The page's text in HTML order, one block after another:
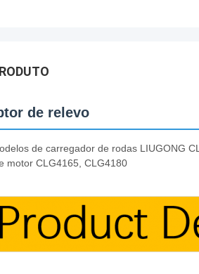
de relevo
de carregador de rodas LIUGONG
motor CLG4165, CLG4180